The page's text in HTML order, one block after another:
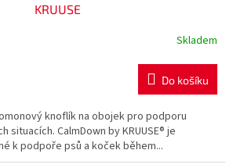
KRUUSE
Skladem
Do košíku
knoflík na obojek pro podporu
situacích. CalmDown by KRUUSE® je
k podpoře psů a koček během...